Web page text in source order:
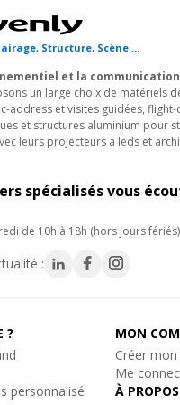
principaux mesure 50mm
la Contest Qua29-100 est
supporterjusqu'à 1167
sur 4m de poutre (consulter
pour tous vos
fiable, la Qua29-100 est
petits évènements aux
choix pour les stands
:
technique pour scène,
Structure, Scène ...
et la
un large choix de matériels
address et visites guidées, flight-
et structures aluminium pour
leurs projecteurs à leds et
spécialisés vous
de 10h à 18h (hors jours
:
?
personnalisé
MON
Créer
Me
À